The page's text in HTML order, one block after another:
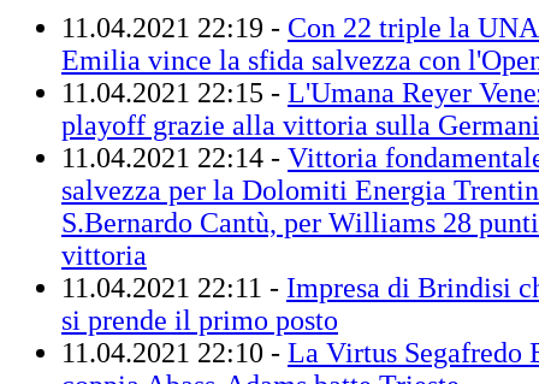
11.04.2021 22:19 - Con 22 triple la
Emilia vince la sfida salvezza con
11.04.2021 22:15 - L'Umana Reyer
playoff grazie alla vittoria sulla
11.04.2021 22:14 - Vittoria
salvezza per la Dolomiti Energia
S.Bernardo Cantù, per Williams 28
vittoria
11.04.2021 22:11 - Impresa di Brindisi
si prende il primo posto
11.04.2021 22:10 - La Virtus Segafredo